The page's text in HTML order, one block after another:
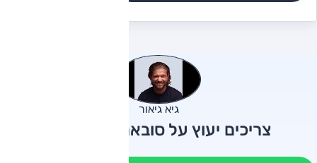
גיא גיאור
צריכים יעוץ על סובארו אאוטבק?